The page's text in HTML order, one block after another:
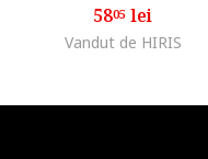
5805 lei
Vandut de HIRIS